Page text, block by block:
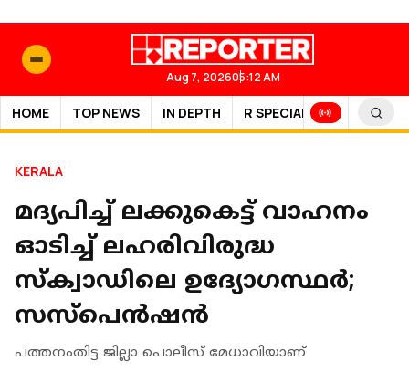
Aug 7, 202605:12 AM
HOME TOP NEWS IN DEPTH R SPECIAL SPORTS
KERALA
മദ്യപിച്ച് ലക്കുകെട്ട് വാഹനം
ഓടിച്ച് ലഹരിവിരുദ്ധ
സ്ക്വാഡിലെ ഉദ്യോഗസ്ഥര്‍;
സസ്‌പെന്‍ഷന്‍
പത്തനംതിട്ട ജില്ലാ പൊലീസ് മേധാവിയാണ്